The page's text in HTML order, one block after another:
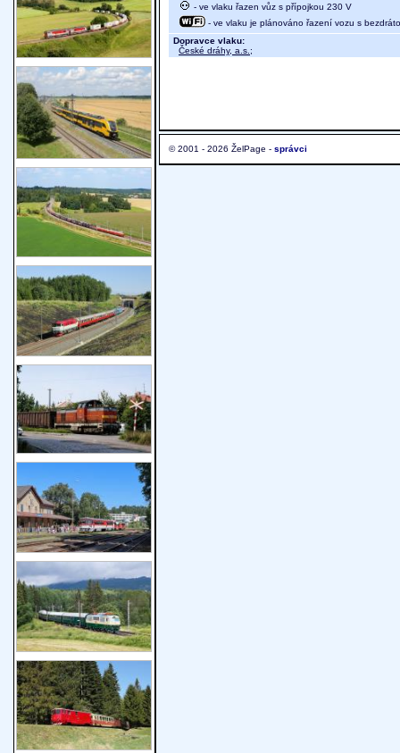
- ve vlaku řazen vůz s přípojkou 230 V
- ve vlaku je plánováno řazení vozu s
Dopravce vlaku:
České dráhy, a.s. ;
© 2001 - 2026 ŽelPage - správci